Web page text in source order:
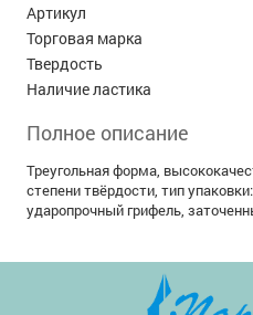
Артикул
Торговая марка
Твердость
Наличие ластика
Полное описание
Треугольная форма,
степени твёрдости, тип
ударопрочный грифель,